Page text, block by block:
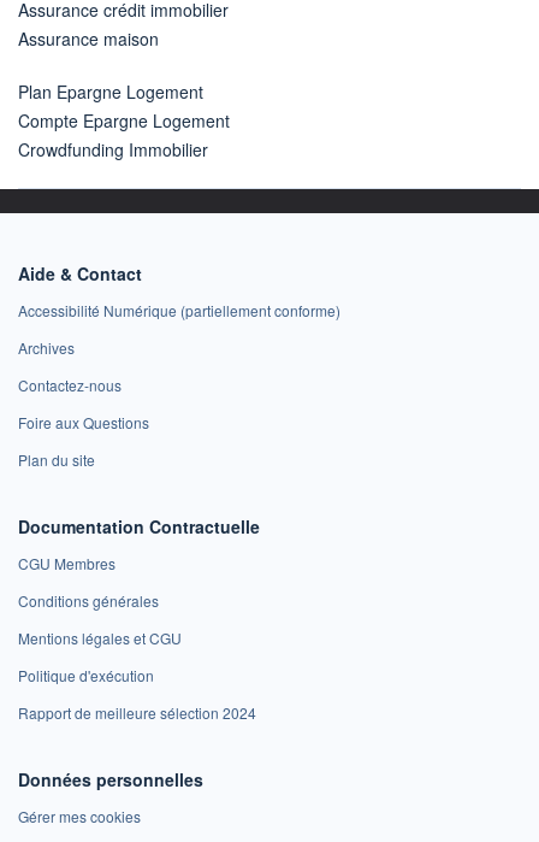
Assurance crédit immobilier
Assurance maison
Plan Epargne Logement
Compte Epargne Logement
Crowdfunding Immobilier
Aide & Contact
Accessibilité Numérique (partiellement conforme)
Archives
Contactez-nous
Foire aux Questions
Plan du site
Documentation Contractuelle
CGU Membres
Conditions générales
Mentions légales et CGU
Politique d'exécution
Rapport de meilleure sélection 2024
Données personnelles
Gérer mes cookies